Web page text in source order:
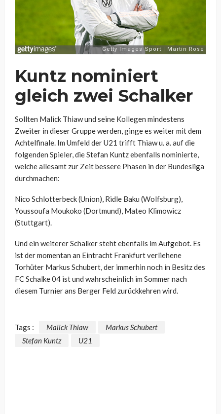
Kuntz nominiert
gleich zwei Schalker
Sollten Malick Thiaw und seine Kollegen mindestens
Zweiter in dieser Gruppe werden, ginge es weiter mit dem
Achtelfinale. Im Umfeld der U21 trifft Thiaw u. a. auf die
folgenden Spieler, die Stefan Kuntz ebenfalls nominierte,
welche allesamt zur Zeit bessere Phasen in der Bundesliga
durchmachen:
Nico Schlotterbeck (Union), Ridle Baku (Wolfsburg),
Youssoufa Moukoko (Dortmund), Mateo Klimowicz
(Stuttgart).
Und ein weiterer Schalker steht ebenfalls im Aufgebot. Es
ist der momentan an Eintracht Frankfurt verliehene
Torhüter Markus Schubert, der immerhin noch in Besitz des
FC Schalke 04 ist und wahrscheinlich im Sommer nach
diesem Turnier ans Berger Feld zurückkehren wird.
Tags : Malick Thiaw
Markus Schubert
Stefan Kuntz
U21